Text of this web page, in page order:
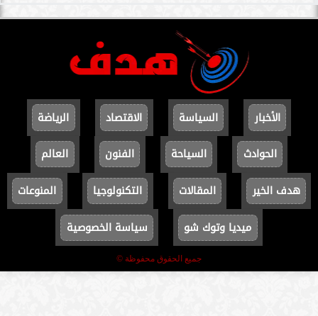
الأخبار السياسة الاقتصاد
الرياضة
الحوادث
السياحة الفنون
العالم
هدف الخير
المقالات التكنولوجيا
المنوعات
ميديا وتوك شو
سياسة الخصوصية
جميع الحقوق محفوظة ©